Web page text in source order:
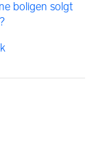
boligen solgt